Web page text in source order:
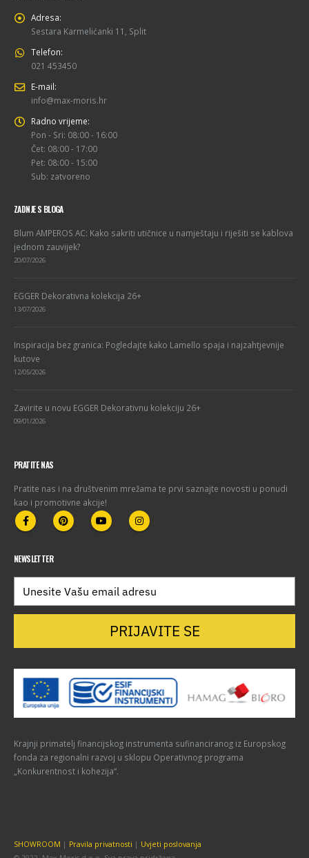
Adresa:
Sestara Karmelićanki 11, Split
Telefon:
021 453450
E-mail:
info@max-moris.hr
Radno vrijeme:
Pon - Sri: 08:00 - 16:00
Čet: 08:00 - 17:00
Pet: 08:00 - 15:00
Sub: zatvoreno
ZADNJE S BLOGA
Blum AMPEROS AC: Kako sakriti utičnice u namještaju i riješiti se kablova
jednom zauvijek?
20/07/2026
EGGER Dekorativna kolekcija 26+
13/07/2026
Inspiracija bez granica: Pogledajte kako Lamello spaja i najzahtjevnije
kutove
12/05/2026
Zavirite u novu EGGER Dekorativnu kolekciju 26+
09/01/2026
PRATITE NAS
Pratite nas i na društvenim mrežama te prvi saznajte novosti u ponudi
kao i promotivne akcije!
NEWSLETTER
PRIJAVITE SE
Krajnji primatelj financijskog instrumenta sufinanciranog iz Europskog
fonda za regionalni razvoj u sklopu Operativnog programa
„Konkurentnost i kohezija“.
SHOWROOM | Pravila privatnosti | Uvjeti poslovanja